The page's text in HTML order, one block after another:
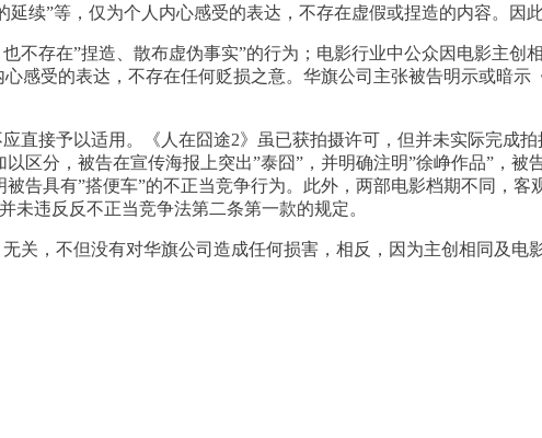
延续”等，仅为个人内心感受的表达，不存在虚假或捏造的内容。因
不存在”捏造、散布虚伪事实”的行为；电影行业中公众因电影主
感受的表达，不存在任何贬损之意。华旗公司主张被告明示或暗
直接予以适用。《人在囧途2》虽已获拍摄许可，但并未实际完成
区分，被告在宣传海报上突出”泰囧”，并明确注明”徐峥作品”，
告具有”搭便车”的不正当竞争行为。此外，两部电影档期不同，
未违反反不正当竞争法第二条第一款的规定。
关，不但没有对华旗公司造成任何损害，相反，因为主创相同及